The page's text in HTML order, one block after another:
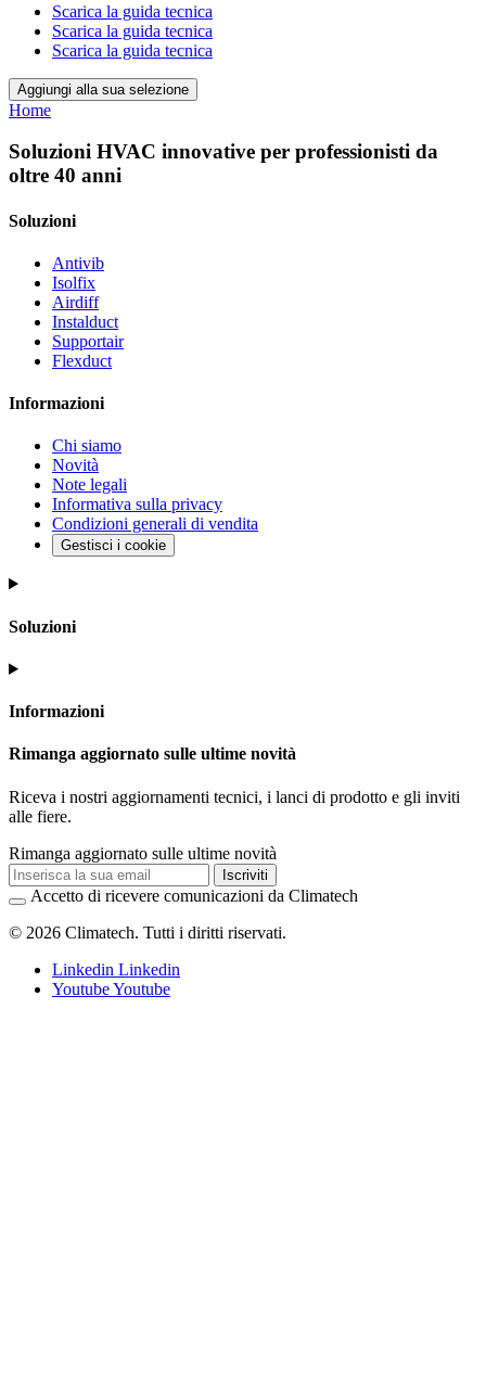
Scarica la guida tecnica
Scarica la guida tecnica
Scarica la guida tecnica
Aggiungi alla sua selezione
Home
Soluzioni HVAC innovative per professionisti da
oltre 40 anni
Soluzioni
Antivib
Isolfix
Airdiff
Instalduct
Supportair
Flexduct
Informazioni
Chi siamo
Novità
Note legali
Informativa sulla privacy
Condizioni generali di vendita
Gestisci i cookie
Soluzioni
Informazioni
Rimanga aggiornato sulle ultime novità
Riceva i nostri aggiornamenti tecnici, i lanci di prodotto e gli inviti
alle fiere.
Rimanga aggiornato sulle ultime novità
Iscriviti
Accetto di ricevere comunicazioni da Climatech
© 2026 Climatech. Tutti i diritti riservati.
Linkedin Linkedin
YoutubeYoutube